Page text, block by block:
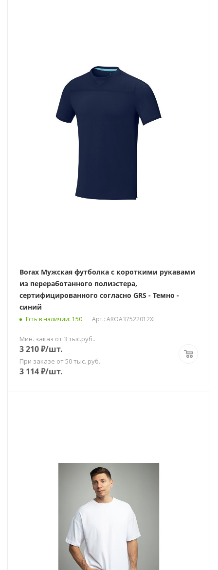
Borax Мужская футболка с короткими рукавами
из переработанного полиэстера,
сертифицированного согласно GRS - Темно -
синий
Есть в наличии: 150 Арт.: AROA37522012XL
Мин. заказ от 3 тыс.руб..
3 210₽/шт.
При заказе от 50 тыс. руб.
3 114₽/шт.